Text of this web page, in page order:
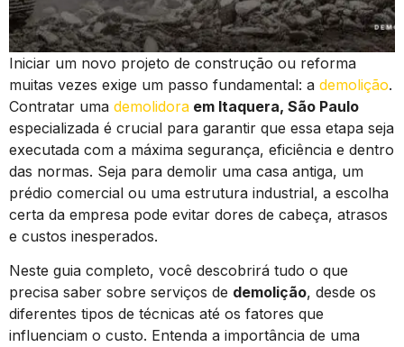
Iniciar um novo projeto de construção ou reforma
muitas vezes exige um passo fundamental: a demolição.
Contratar uma demolidora em Itaquera, São Paulo
especializada é crucial para garantir que essa etapa seja
executada com a máxima segurança, eficiência e dentro
das normas. Seja para demolir uma casa antiga, um
prédio comercial ou uma estrutura industrial, a escolha
certa da empresa pode evitar dores de cabeça, atrasos
e custos inesperados.
Neste guia completo, você descobrirá tudo o que
precisa saber sobre serviços de demolição, desde os
diferentes tipos de técnicas até os fatores que
influenciam o custo. Entenda a importância de uma